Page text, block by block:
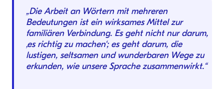
„Die Arbeit an Wörtern mit mehreren
Bedeutungen ist ein wirksames Mittel zur
familiären Verbindung. Es geht nicht nur darum,
‚es richtig zu machen‘; es geht darum, die
lustigen, seltsamen und wunderbaren Wege zu
erkunden, wie unsere Sprache zusammenwirkt.“